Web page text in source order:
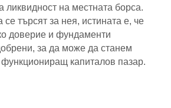
ликвидност на местната борса.
търсят за нея, истината е, че
доверие и фундаменти
за да може да станем
капиталов пазар.